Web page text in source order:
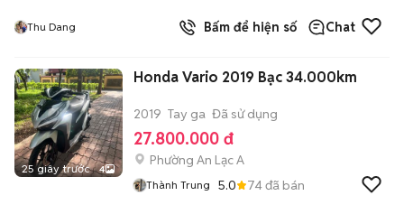
Thu Dang Bấm để hiện số Chat
25 giây trước 4
Honda Vario 2019 Bạc 34.000km
2019 Tay ga Đã sử dụng
27.800.000 đ
Phường An Lạc A
Thành Trung 5.0 74đã bán